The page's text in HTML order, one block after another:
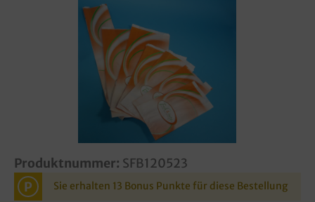
Produktnummer: SFB120523
P Sie erhalten 13 Bonus Punkte für diese Bestellung